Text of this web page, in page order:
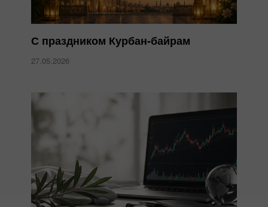
С праздником Курбан-байрам
27.05.2026